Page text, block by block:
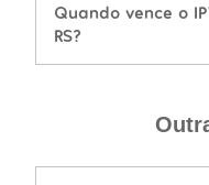
Quando vence o
RS?